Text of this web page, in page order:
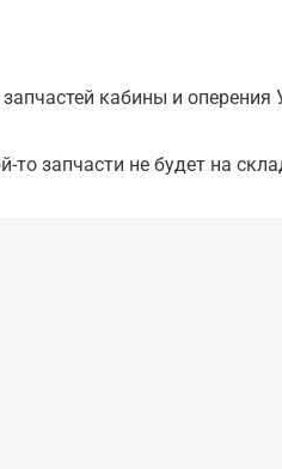
кабины и
запчасти не будет на